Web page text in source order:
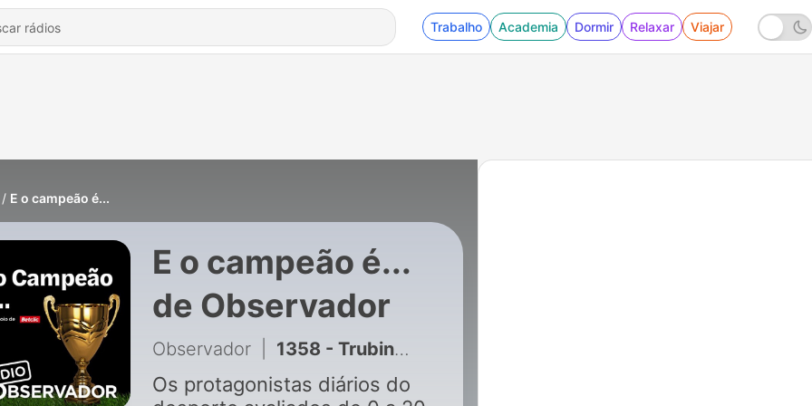
Trabalho Academia Dormir Relaxar Viajar
E o campeão é...
E o campeão é...
de Observador
Observador 1358 - Trubin vai para o banco e descobre a felicidade geral
Os protagonistas diários do